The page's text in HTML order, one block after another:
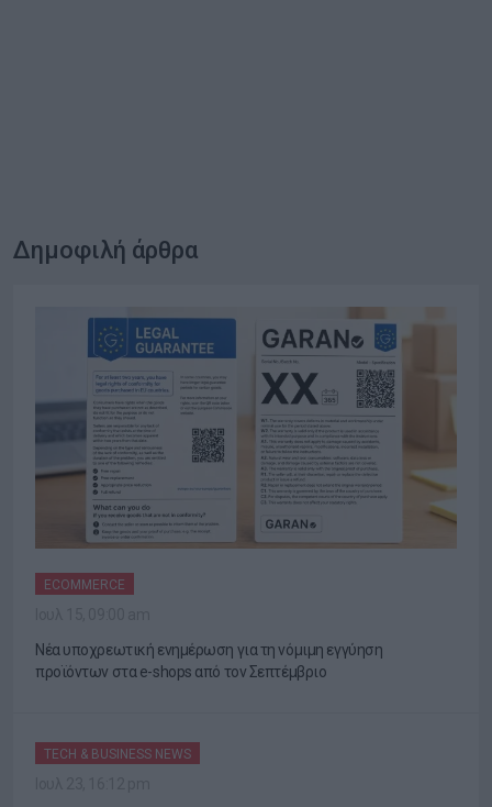
Δημοφιλή άρθρα
ECOMMERCE
Νέα υποχρεωτική ενημέρωση για τη νόμιμη εγγύηση
προϊόντων στα e-shops από τον Σεπτέμβριο
TECH & BUSINESS NEWS